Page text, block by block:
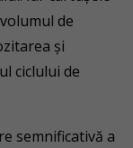
de
și
ciclului de
semnificativă a